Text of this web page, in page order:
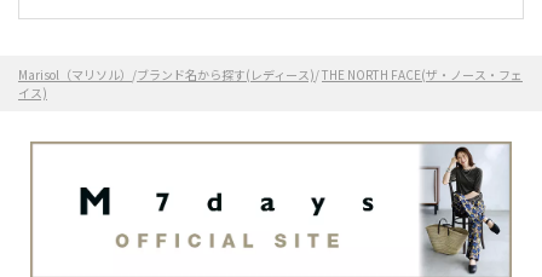
Marisol（マリソル） /ブランド名から探す(レディース)/THE NORTH FACE(ザ・ノース・フェ
イス)